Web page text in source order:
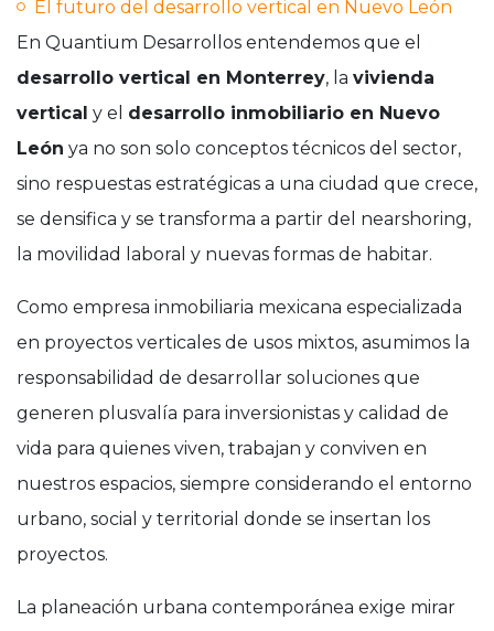
El futuro del desarrollo vertical en Nuevo León
En Quantium Desarrollos entendemos que el
desarrollo vertical en Monterrey, la vivienda
vertical y el desarrollo inmobiliario en Nuevo
León ya no son solo conceptos técnicos del sector,
sino respuestas estratégicas a una ciudad que crece,
se densifica y se transforma a partir del nearshoring,
la movilidad laboral y nuevas formas de habitar.
Como empresa inmobiliaria mexicana especializada
en proyectos verticales de usos mixtos, asumimos la
responsabilidad de desarrollar soluciones que
generen plusvalía para inversionistas y calidad de
vida para quienes viven, trabajan y conviven en
nuestros espacios, siempre considerando el entorno
urbano, social y territorial donde se insertan los
proyectos.
La planeación urbana contemporánea exige mirar